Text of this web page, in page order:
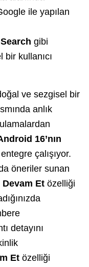
ile yapılan
gibi
bir kullanıcı
ve sezgisel bir
anlık
16’nın
çalışıyor.
öneriler sunan
Et özelliği
detayını
Et özelliği